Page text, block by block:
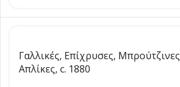
Γαλλικές, Επίχρυσες, Μπρούτζινες
Απλίκες, c. 1880